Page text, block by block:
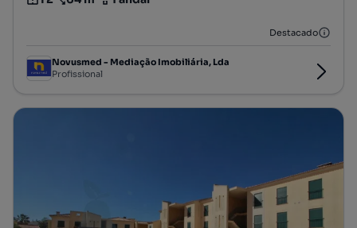
Tipologia
Preço por metro quadrado
Andar
Destacado
Novusmed - Mediação Imobiliária, Lda
Profissional